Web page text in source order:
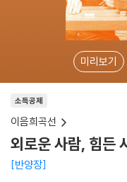
미리보기
소득공제
이음희곡선
외로운 사람, 힘든
반양장